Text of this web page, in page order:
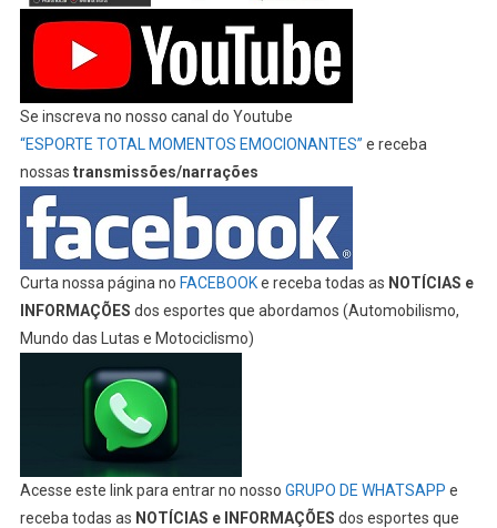
Se inscreva no nosso canal do Youtube
“ESPORTE TOTAL MOMENTOS EMOCIONANTES” e receba
nossas transmissões/narrações
Curta nossa página no FACEBOOKe receba todas as NOTÍCIAS e
INFORMAÇÕES dos esportes que abordamos (Automobilismo,
Mundo das Lutas e Motociclismo)
Acesse este link para entrar no nosso GRUPO DE WHATSAPP e
receba todas as NOTÍCIAS e INFORMAÇÕES dos esportes que